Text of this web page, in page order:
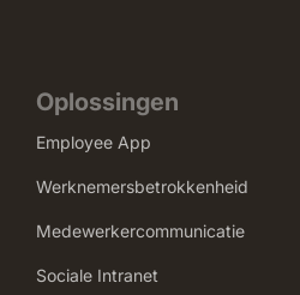
Oplossingen
Employee App
Werknemersbetrokkenheid
Medewerkercommunicatie
Sociale Intranet